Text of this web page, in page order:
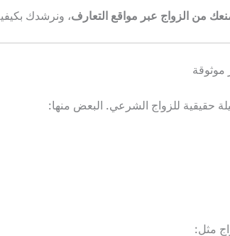
، ونرشدك
موثوقة
حقيقية للزواج الشرعي. البعض منها:
مثل: